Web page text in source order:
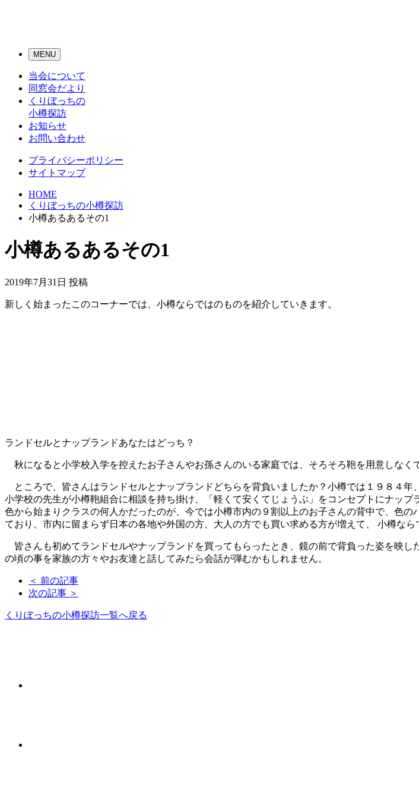
メ
ュ
ー
ナ
ビ
ゲ
ー
シ
ン
ボ
ン
MENU
当会について
同窓会だより
くりぼっちの
小樽探訪
お知らせ
お問い合わせ
プライバシーポリシー
サイトマップ
HOME
くりぼっちの小樽探訪
小樽あるあるその1
小樽あるあるその1
2019年7月31日 投稿
新しく始まったこのコーナーでは、小樽ならではのものを紹介していきます。
ランドセルとナップランドあなたはどっち？
秋になると小学校入学を控えたお子さんやお孫さんのいる家庭では、そろそろ鞄を用意しなく
ところで、皆さんはランドセルとナップランドどちらを背負いましたか？小樽では１９８４
小学校の先生が小樽鞄組合に相談を持ち掛け、「軽くて安くてじょうぶ」をコンセプトにナッ
色から始まりクラスの何人かだったのが、今では小樽市内の９割以上のお子さんの背中で、色
ており、市内に留まらず日本の各地や外国の方、大人の方でも買い求める方が増えて、 小樽なら
皆さんも初めてランドセルやナップランドを買ってもらったとき、鏡の前で背負った姿を映
の頃の事を家族の方々やお友達と話してみたら会話が弾むかもしれません。
＜ 前の記事
次の記事 ＞
くりぼっちの小樽探訪一覧へ戻る